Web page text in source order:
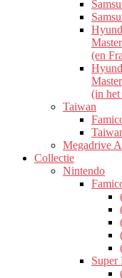
(en
(in
Taiwan
Megadrive
Collectie
Nintendo
Super